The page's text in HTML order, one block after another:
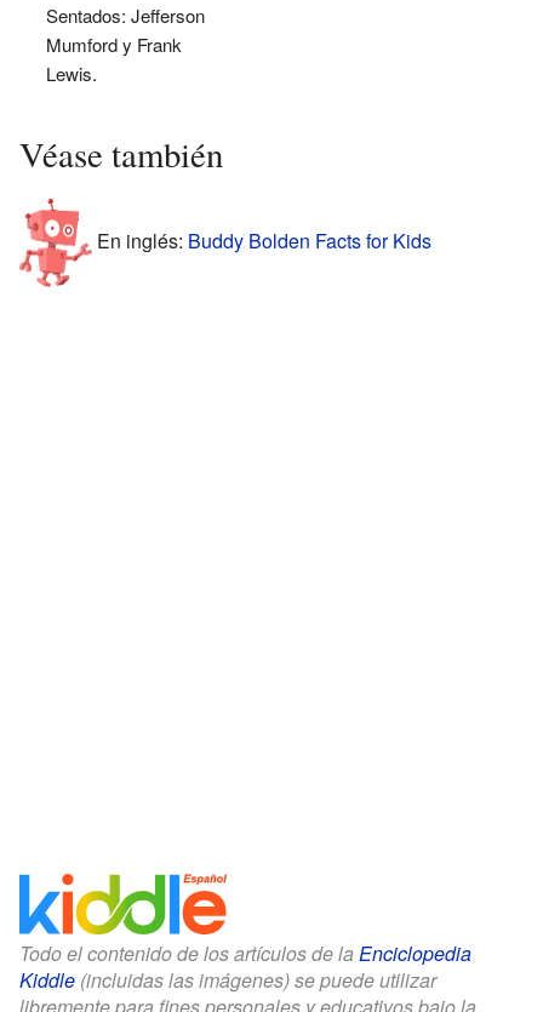
Sentados: Jefferson
Mumford y Frank
Lewis.
Véase también
En inglés: Buddy Bolden Facts for Kids
Todo el contenido de los artículos de la Enciclopedia
Kiddle (incluidas las imágenes) se puede utilizar
libremente para fines personales y educativos bajo la